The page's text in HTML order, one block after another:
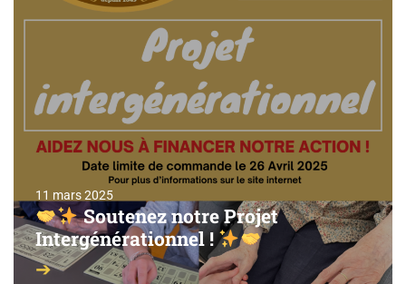
11 mars 2025
Soutenez notre Projet
Intergénérationnel !